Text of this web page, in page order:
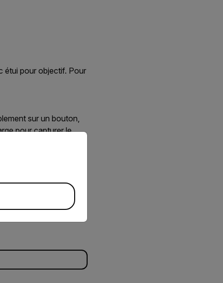
étui pour objectif. Pour
sur un bouton,
pour capturer le
version of our website.